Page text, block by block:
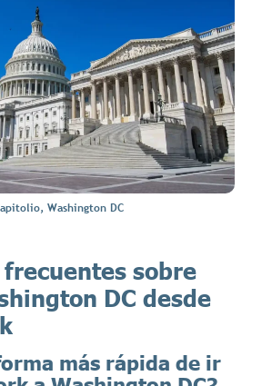
Washington DC
sobre
DC desde
más rápida de ir